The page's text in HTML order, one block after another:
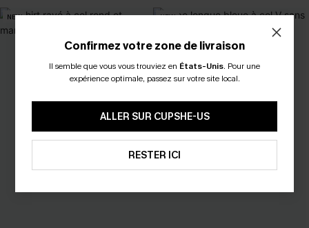
NEW NEW
Confirmez votre zone de livraison
Il semble que vous vous trouviez en États-Unis. Pour une
expérience optimale, passez sur votre site local.
ALLER SUR CUPSHE-US
RESTER ICI